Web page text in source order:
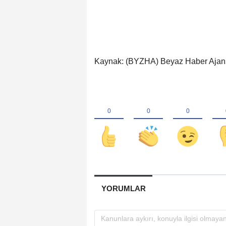
Kaynak: (BYZHA) Beyaz Haber
YORUMLAR